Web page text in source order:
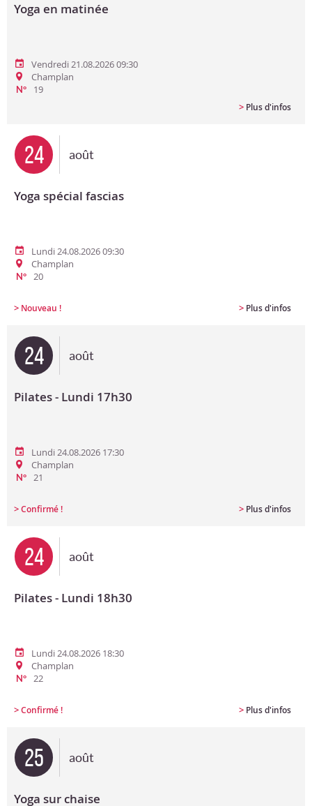
Yoga en matinée
Vendredi 21.08.2026 09:30
Champlan
N°
19
> Plus d'infos
24 août
Yoga spécial fascias
Lundi 24.08.2026 09:30
Champlan
N° 20
> Nouveau ! > Plus d'infos
24 août
Pilates - Lundi 17h30
Lundi 24.08.2026 17:30
Champlan
N° 21
>Confirmé ! > Plus d'infos
24 août
Pilates - Lundi 18h30
Lundi 24.08.2026 18:30
Champlan
N° 22
>Confirmé ! > Plus d'infos
25 août
Yoga sur chaise